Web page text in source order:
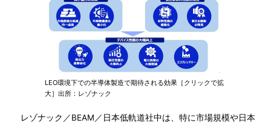
LEO環境下での半導体製造で期待される効果［クリックで拡
大］出所：レゾナック
レゾナック／BEAM／日本低軌道社中は、特に市場規模や日本